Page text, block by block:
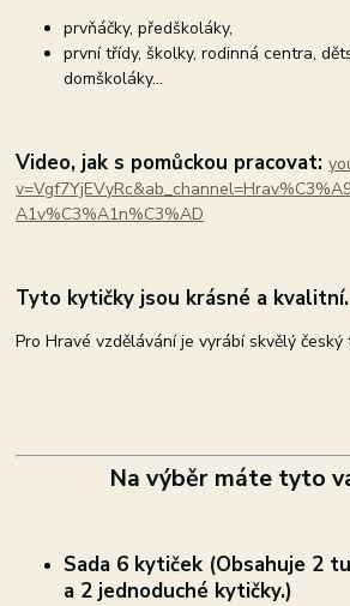
prvňáčky, předškoláky,
první třídy, školky, rodinná centra,
domškoláky...
Video, jak s pomůckou pracovat:
A1v%C3%A1n%C3%AD
Tyto kytičky jsou krásné a kvalitní.
Pro Hravé vzdělávání je vyrábí skvělý český
Na výběr máte tyto
Sada 6 kytiček (Obsahuje 2
a 2 jednoduché kytičky.)